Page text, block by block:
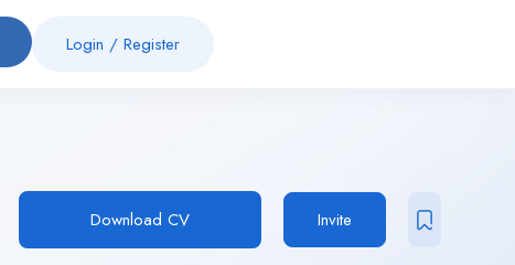
Login / Register
Download CV Invite